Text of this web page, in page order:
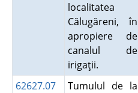
localitatea
Călugăreni, în
apropiere de
canalul de
irigaţii.
62627.07
Tumulul de la